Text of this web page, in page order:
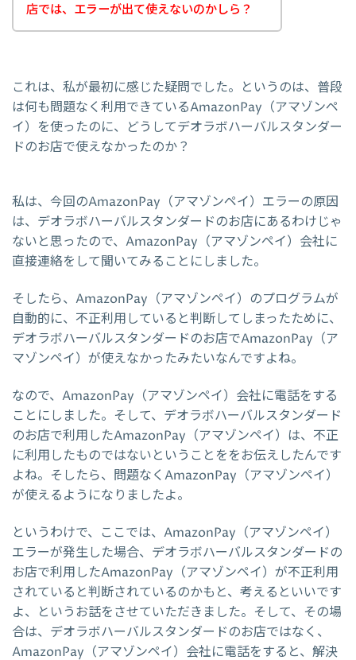
店では、エラーが出て使えないのかしら？
これは、私が最初に感じた疑問でした。というのは、普段
は何も問題なく利用できているAmazonPay（アマゾンペ
イ）を使ったのに、どうしてデオラボハーバルスタンダー
ドのお店で使えなかったのか？
私は、今回のAmazonPay（アマゾンペイ）エラーの原因
は、デオラボハーバルスタンダードのお店にあるわけじゃ
ないと思ったので、AmazonPay（アマゾンペイ）会社に
直接連絡をして聞いてみることにしました。
そしたら、AmazonPay（アマゾンペイ）のプログラムが
自動的に、不正利用していると判断してしまったために、
デオラボハーバルスタンダードのお店でAmazonPay（ア
マゾンペイ）が使えなかったみたいなんですよね。
なので、AmazonPay（アマゾンペイ）会社に電話をする
ことにしました。そして、デオラボハーバルスタンダード
のお店で利用したAmazonPay（アマゾンペイ）は、不正
に利用したものではないということををお伝えしたんです
よね。そしたら、問題なくAmazonPay（アマゾンペイ）
が使えるようになりましたよ。
というわけで、ここでは、AmazonPay（アマゾンペイ）
エラーが発生した場合、デオラボハーバルスタンダードの
お店で利用したAmazonPay（アマゾンペイ）が不正利用
されていると判断されているのかもと、考えるといいです
よ、というお話をさせていただきました。そして、その場
合は、デオラボハーバルスタンダードのお店ではなく、
AmazonPay（アマゾンペイ）会社に電話をすると、解決